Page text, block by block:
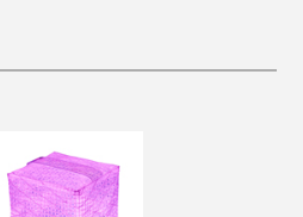
sun』。アウトドアシーンに、
インテリアライトに、防災用
ですが、残りの充電も心配す
ろに明かりを持っていけること
ていたこともありますが、不
作も手間取ることなく、こ
高さ88mm
高さ12mm